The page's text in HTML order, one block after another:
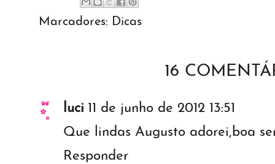
Marcadores: Dicas
16
luci 11 de junho de 2012 13:51
Que lindas Augusto adorei,boa
Responder